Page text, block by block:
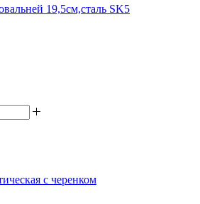
19,5см,сталь SK5